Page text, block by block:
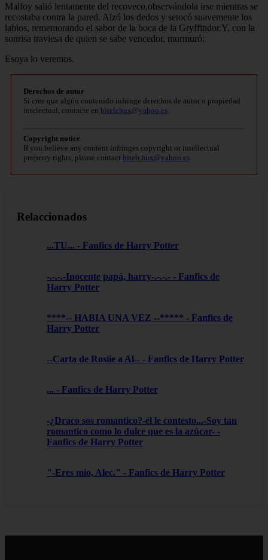
Malfoy salió lentamente del recoveco,observándola irse mientras se
recostaba contra la pared. Alzó los dedos y setocó suavemente los
labios, rememorando el sabor de la boca de la Gryffindor.Y, con la
sonrisa traviesa de quien se sabe vencedor, murmuró:
Esoya lo veremos.
Derechos de autor
Si cree que algún contenido infringe derechos de autor o propiedad
intelectual, contacte en bitelchux@yahoo.es
Copyright notice
If you believe any content infringes copyright or intellectual
property rights, please contact bitelchux@yahoo.es
Relaccionados
...TU... - Fanfics de Harry Potter
-.-.-.-Inocente papá, harry-.-.-.- - Fanfics de
Harry Potter
****-- HABIA UNA VEZ --***** - Fanfics de
Harry Potter
--Carta de Rosiie a Al-- - Fanfics de Harry Potter
... - Fanfics de Harry Potter
-¿Draco sos romantico?-él le contesto...-Soy tan
romantico como lo dulce que es la azúcar- -
Fanfics de Harry Potter
"-Eres mío, Alec." - Fanfics de Harry Potter